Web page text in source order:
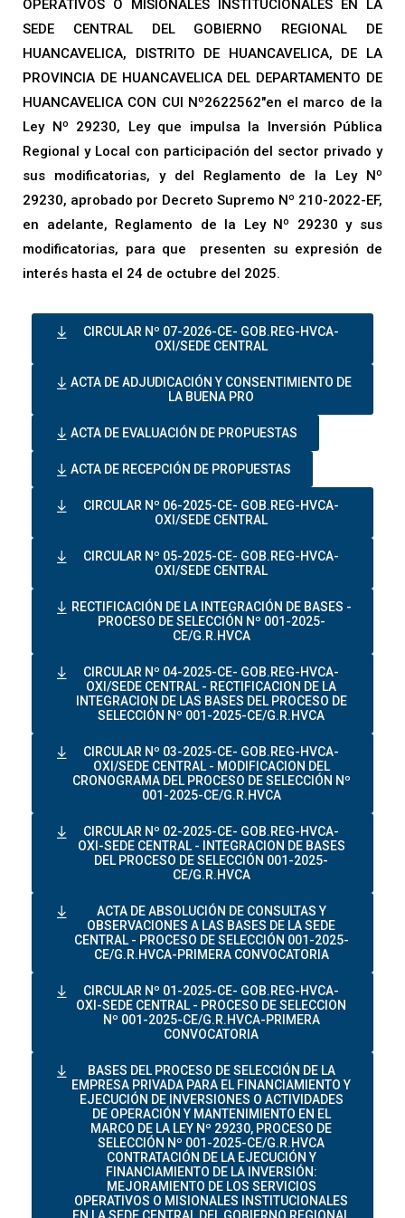
OPERATIVOS O MISIONALES INSTITUCIONALES EN LA
SEDE CENTRAL DEL GOBIERNO REGIONAL DE
HUANCAVELICA, DISTRITO DE HUANCAVELICA, DE LA
PROVINCIA DE HUANCAVELICA DEL DEPARTAMENTO DE
HUANCAVELICA CON CUI Nº2622562″en el marco de la
Ley Nº 29230, Ley que impulsa la Inversión Pública
Regional y Local con participación del sector privado y
sus modificatorias, y del Reglamento de la Ley Nº
29230, aprobado por Decreto Supremo Nº 210-2022-EF,
en adelante, Reglamento de la Ley Nº 29230 y sus
modificatorias, para que presenten su expresión de
interés hasta el 24 de octubre del 2025.
CIRCULAR Nº 07-2026-CE- GOB.REG-HVCA-
OXI/SEDE CENTRAL
ACTA DE ADJUDICACIÓN Y CONSENTIMIENTO DE
LA BUENA PRO
ACTA DE EVALUACIÓN DE PROPUESTAS
ACTA DE RECEPCIÓN DE PROPUESTAS
CIRCULAR Nº 06-2025-CE- GOB.REG-HVCA-
OXI/SEDE CENTRAL
CIRCULAR Nº 05-2025-CE- GOB.REG-HVCA-
OXI/SEDE CENTRAL
RECTIFICACIÓN DE LA INTEGRACIÓN DE BASES -
PROCESO DE SELECCIÓN Nº 001-2025-
CE/G.R.HVCA
CIRCULAR Nº 04-2025-CE- GOB.REG-HVCA-
OXI/SEDE CENTRAL - RECTIFICACION DE LA
INTEGRACION DE LAS BASES DEL PROCESO DE
SELECCIÓN Nº 001-2025-CE/G.R.HVCA
CIRCULAR Nº 03-2025-CE- GOB.REG-HVCA-
OXI/SEDE CENTRAL - MODIFICACION DEL
CRONOGRAMA DEL PROCESO DE SELECCIÓN Nº
001-2025-CE/G.R.HVCA
CIRCULAR Nº 02-2025-CE- GOB.REG-HVCA-
OXI-SEDE CENTRAL - INTEGRACION DE BASES
DEL PROCESO DE SELECCIÓN 001-2025-
CE/G.R.HVCA
ACTA DE ABSOLUCIÓN DE CONSULTAS Y
OBSERVACIONES A LAS BASES DE LA SEDE
CENTRAL - PROCESO DE SELECCIÓN 001-2025-
CE/G.R.HVCA-PRIMERA CONVOCATORIA
CIRCULAR Nº 01-2025-CE- GOB.REG-HVCA-
OXI-SEDE CENTRAL - PROCESO DE SELECCION
Nº 001-2025-CE/G.R.HVCA-PRIMERA
CONVOCATORIA
BASES DEL PROCESO DE SELECCIÓN DE LA
EMPRESA PRIVADA PARA EL FINANCIAMIENTO Y
EJECUCIÓN DE INVERSIONES O ACTIVIDADES
DE OPERACIÓN Y MANTENIMIENTO EN EL
MARCO DE LA LEY Nº 29230, PROCESO DE
SELECCIÓN Nº 001-2025-CE/G.R.HVCA
CONTRATACIÓN DE LA EJECUCIÓN Y
FINANCIAMIENTO DE LA INVERSIÓN:
MEJORAMIENTO DE LOS SERVICIOS
OPERATIVOS O MISIONALES INSTITUCIONALES